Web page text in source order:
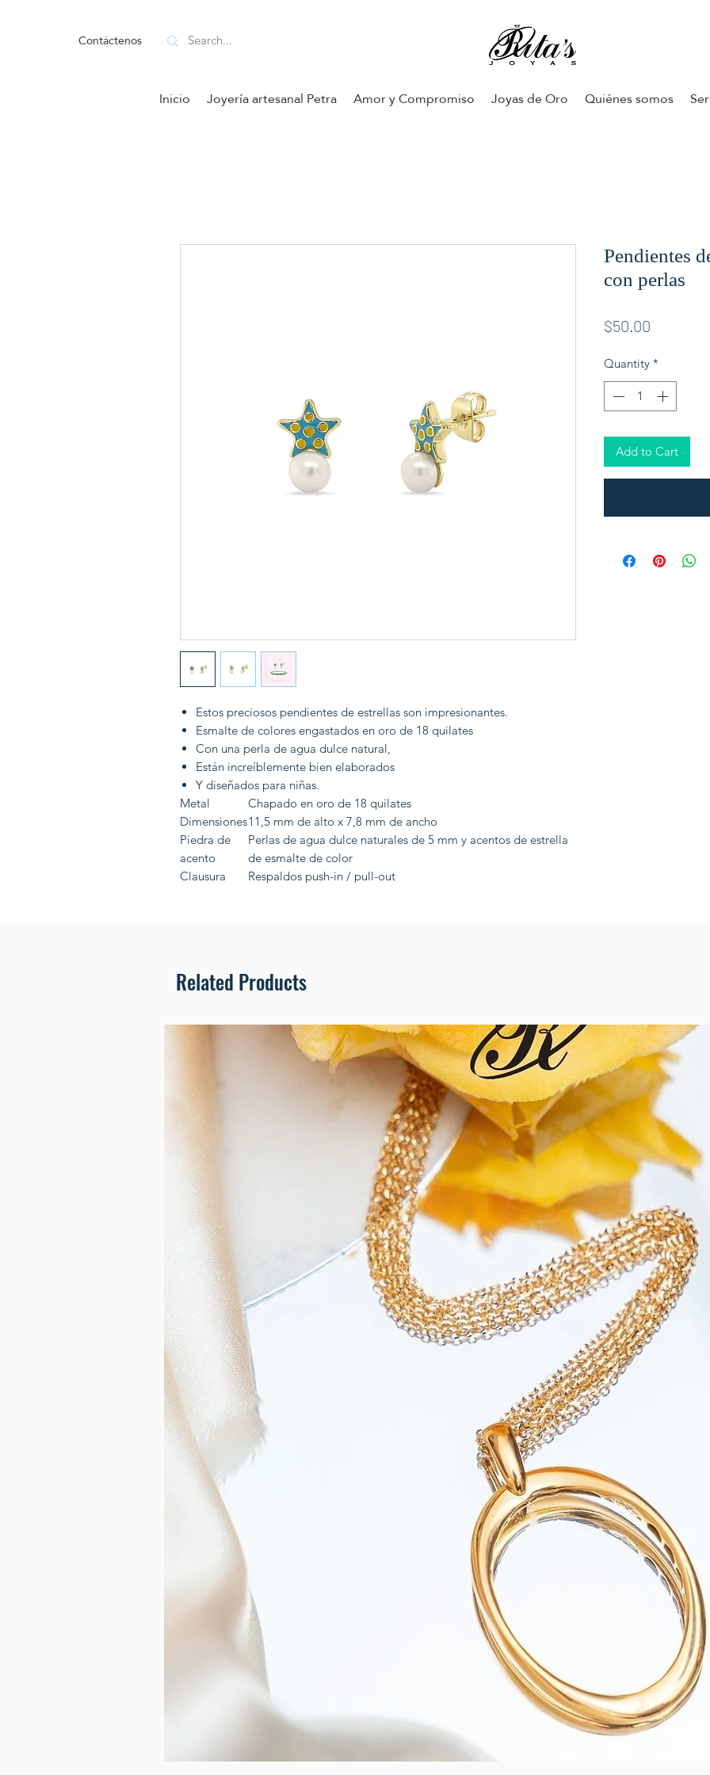
Contáctenos
Inicio Joyería artesanal Petra Amor y Compromiso Joyas de Oro Quiénes somos
Estos preciosos pendientes de estrellas son impresionantes.
Esmalte de colores engastados en oro de 18 quilates
Con una perla de agua dulce natural,
Están increíblemente bien elaborados
Y diseñados para niñas.
Metal
Chapado en oro de 18 quilates
Dimensiones11,5 mm de alto x 7,8 mm de ancho
Piedra de
acento
Perlas de agua dulce naturales de 5 mm y acentos de estrella
de esmalte de color
Clausura
Respaldos push-in / pull-out
Pendientes
con perlas
$50.00
Quantity *
Add to Cart
Related Products